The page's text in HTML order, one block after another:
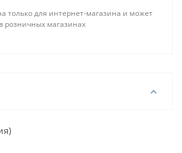
только для интернет-магазина и может
розничных магазинах